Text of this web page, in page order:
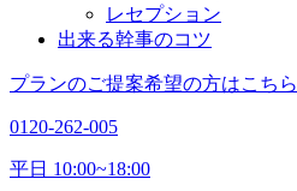
レセプション
出来る幹事のコツ
プランのご提案希望の方はこちら
0120-262-005
平日 10:00~18:00